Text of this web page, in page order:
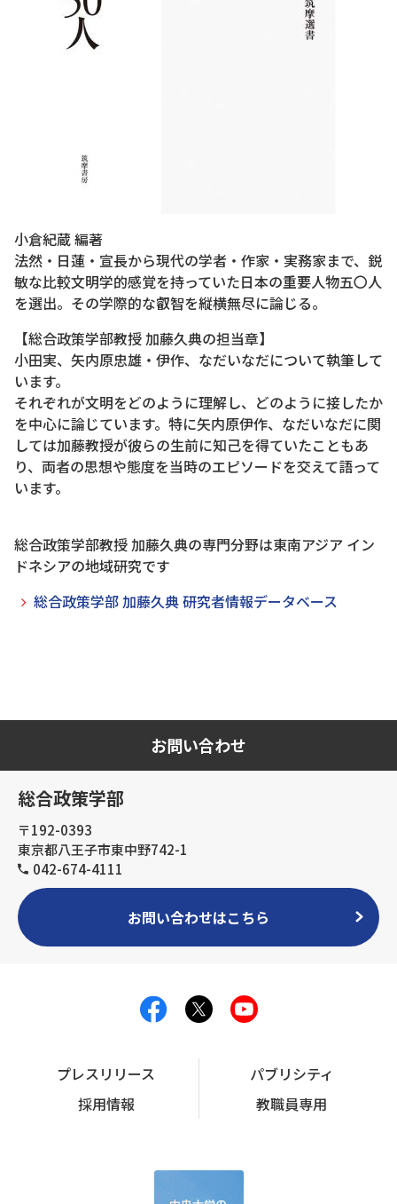
小倉紀蔵 編著
法然・日蓮・宣長から現代の学者・作家・実務家まで、鋭
敏な比較文明学的感覚を持っていた日本の重要人物五〇人
を選出。その学際的な叡智を縦横無尽に論じる。
【総合政策学部教授 加藤久典の担当章】
小田実、矢内原忠雄・伊作、なだいなだについて執筆して
います。
それぞれが文明をどのように理解し、どのように接したか
を中心に論じています。特に矢内原伊作、なだいなだに関
しては加藤教授が彼らの生前に知己を得ていたこともあ
り、両者の思想や態度を当時のエピソードを交えて語って
います。
総合政策学部教授 加藤久典の専門分野は東南アジア イン
ドネシアの地域研究です
総合政策学部 加藤久典 研究者情報データベース
お問い合わせ
総合政策学部
〒192-0393
東京都八王子市東中野742-1
042-674-4111
お問い合わせはこちら
プレスリリース
パブリシティ
採用情報
教職員専用